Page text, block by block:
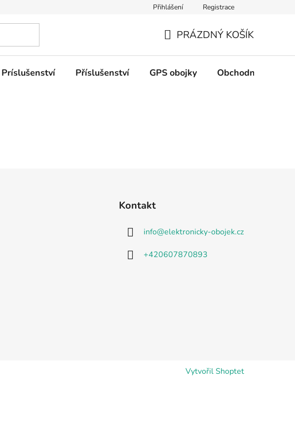
Přihlášení Registrace
KOŠÍK
PRÁZDNÝ KOŠÍK
Príslušenství Příslušenství GPS obojky Obchodní
Kontakt
info@elektronicky-obojek.cz
+420607870893
Vytvořil Shoptet